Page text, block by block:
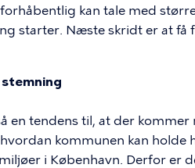
kan tale med
starter. Næste skridt er at få
en tendens til, at der
kommunen kan holde
i København. Derfor er